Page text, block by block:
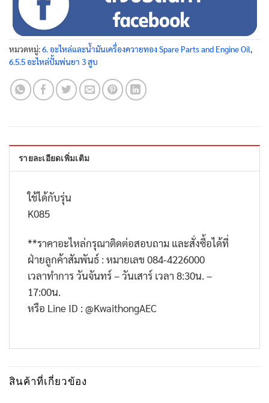
หมวดหมู่:6. อะไหล่และน้ำมันเครื่องควายทอง Spare Parts and Engine Oil
6.5.5 อะไหล่ปั้มพ่นยา 3 สูบ
รายละเอียดเพิ่มเติม
ใช้ได้กับรุ่น
K085
**ราคาอะไหล่กรุณาติดต่อสอบถาม และสั่งซื้อได้ที่
ฝ่ายลูกค้าสัมพันธ์ : หมายเลข 084-4226000
เวลาทำการ วันจันทร์ – วันเสาร์ เวลา 8:30น. –
17:00น.
หรือ Line ID : @KwaithongAEC
สินค้าที่เกี่ยวข้อง